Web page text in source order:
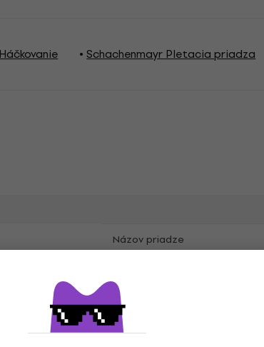
Schachenmayr Pletacia priadza
Názov priadze